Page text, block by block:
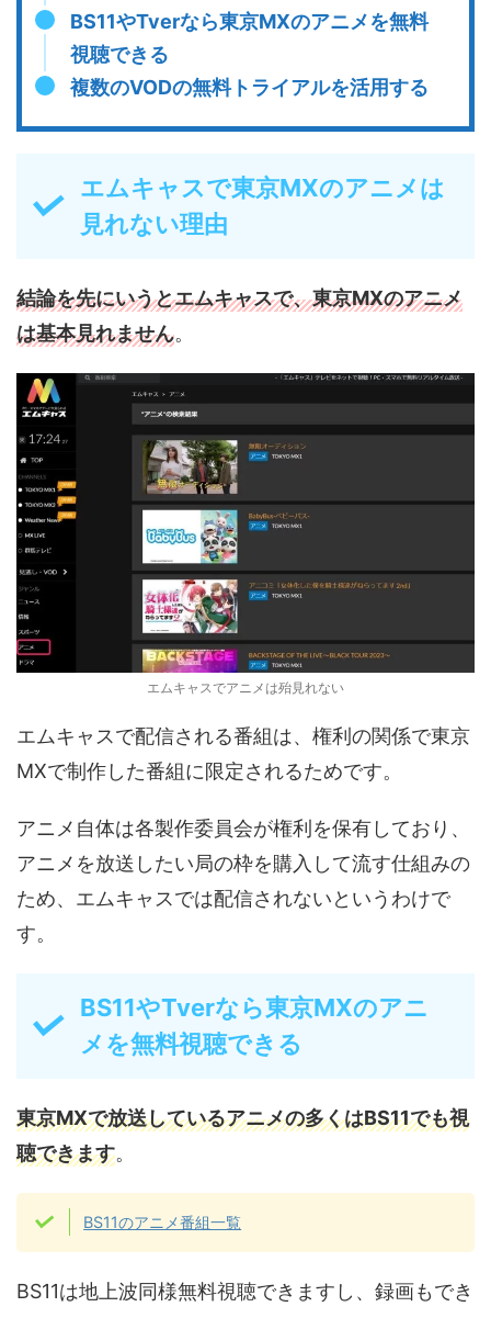
BS11やTverなら東京MXのアニメを無料
視聴できる
複数のVODの無料トライアルを活用する
エムキャスで東京MXのアニメは
見れない理由
結論を先にいうとエムキャスで、東京MXのアニメ
は基本見れません。
エムキャスでアニメは殆見れない
エムキャスで配信される番組は、権利の関係で東京
MXで制作した番組に限定されるためです。
アニメ自体は各製作委員会が権利を保有しており、
アニメを放送したい局の枠を購入して流す仕組みの
ため、エムキャスでは配信されないというわけで
す。
BS11やTverなら東京MXのアニ
メを無料視聴できる
東京MXで放送しているアニメの多くはBS11でも視
聴できます。
BS11のアニメ番組一覧
BS11は地上波同様無料視聴できますし、録画もでき